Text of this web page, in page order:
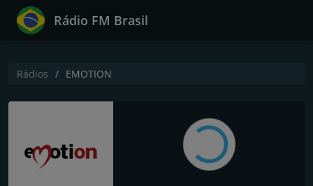
Rádio FM Brasil
Rádios EMOTION